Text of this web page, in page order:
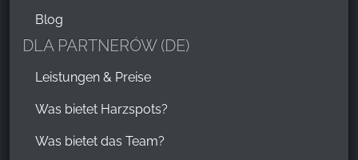
Blog
DLA PARTNERÓW (DE)
Leistungen & Preise
Was bietet Harzspots?
Was bietet das Team?